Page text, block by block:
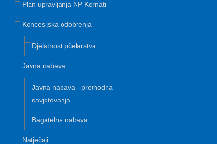
Plan upravljanja NP Kornati
Koncesijska odobrenja
Djelatnost pčelarstva
Javna nabava
Javna nabava - prethodna
savjetovanja
Bagatelna nabava
Natječaji